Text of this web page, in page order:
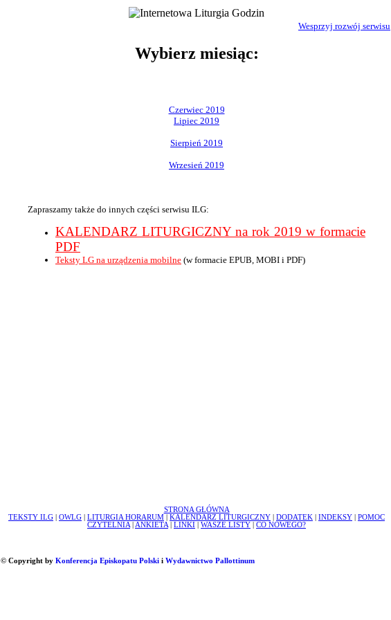
Wesprzyj rozwój serwisu
Wybierz miesiąc:
Czerwiec 2019
Lipiec 2019
Sierpień 2019
Wrzesień 2019
Zapraszamy także do innych części serwisu ILG:
KALENDARZ LITURGICZNY na rok 2019 w formacie
PDF
Teksty LG na urządzenia mobilne (w formacie EPUB, MOBI i PDF)
STRONA GŁÓWNA
TEKSTY ILG
OWLG LITURGIA HORARUM KALENDARZ LITURGICZNY DODATEK INDEKSY
POMOC
CZYTELNIA
ANKIETA LINKI WASZE LISTY CO NOWEGO?
© Copyright by Konferencja Episkopatu Polskii Wydawnictwo Pallottinum